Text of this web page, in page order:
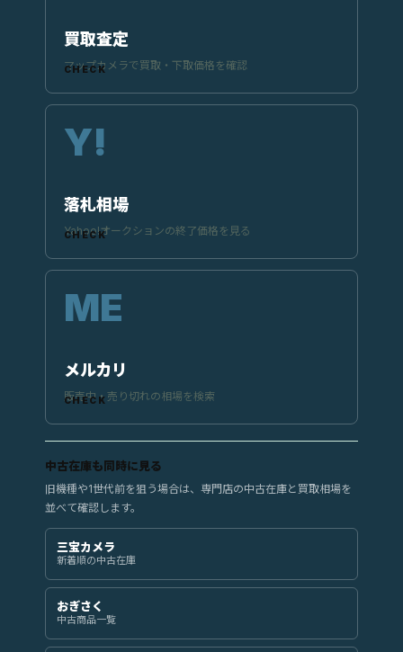
買取査定
マップカメラで買取・下取価格を確認
落札相場
Yahoo!オークションの終了価格を見る
メルカリ
販売中・売り切れの相場を検索
中古在庫も同時に見る
旧機種や1世代前を狙う場合は、専門店の中古在庫と買取相場を
並べて確認します。
三宝カメラ
新着順の中古在庫
おぎさく
中古商品一覧